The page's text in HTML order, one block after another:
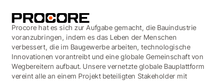
Procore hat es sich zur Aufgabe gemacht, die Bauindustrie
voranzubringen, indem es das Leben der Menschen
verbessert, die im Baugewerbe arbeiten, technologische
Innovationen vorantreibt und eine globale Gemeinschaft von
Wegbereitern aufbaut. Unsere vernetzte globale Bauplattform
vereint alle an einem Projekt beteiligten Stakeholder mit